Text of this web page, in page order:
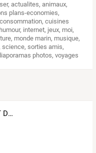
,actualites,animaux,
plans-economies,
consommation,cuisines
humour, internet, jeux, moi,
, monde marin, musique,
science,sorties amis,
photos,voyages
VOYAGES AU BOUT DES DOIGTS